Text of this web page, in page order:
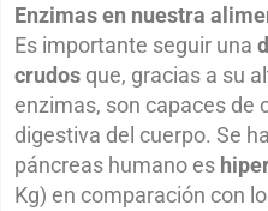
Enzimas en nuestra
Es importante seguir una
crudosque, gracias a su
enzimas, son capaces de
digestiva del cuerpo. Se
páncreas humano es
Kg) en comparación con